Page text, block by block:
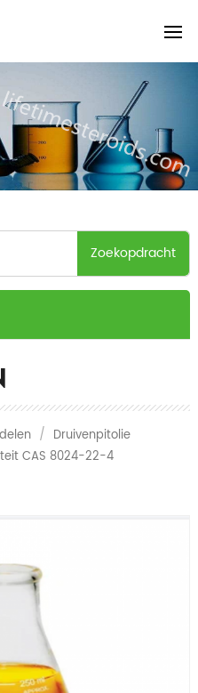
Zoekopdracht
/ Druivenpitolie
CAS 8024-22-4